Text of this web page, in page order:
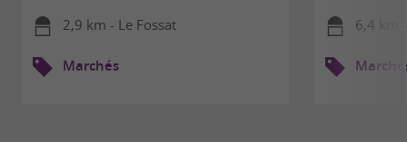
2,9 km - Le Fossat
Marchés
6,4 km